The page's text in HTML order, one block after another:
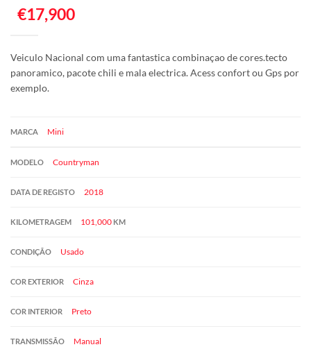
€17,900
Veiculo Nacional com uma fantastica combinaçao de cores.tecto
panoramico, pacote chili e mala electrica. Acess confort ou Gps por
exemplo.
MARCA Mini
MODELO Countryman
DATA DE REGISTO 2018
KILOMETRAGEM 101,000 KM
CONDIÇÃO Usado
COR EXTERIOR Cinza
COR INTERIOR Preto
TRANSMISSÃO Manual